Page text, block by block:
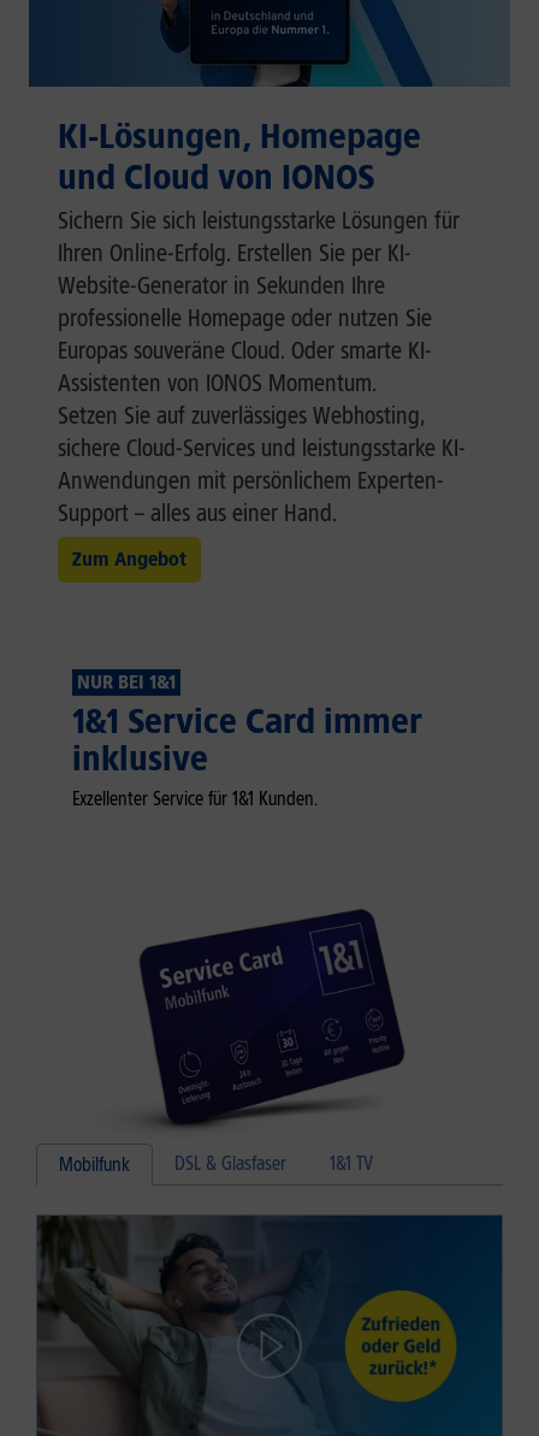
KI-Lösungen, Homepage
und Cloud von IONOS
Sichern Sie sich leistungsstarke Lösungen für
Ihren Online-Erfolg. Erstellen Sie per KI-
Website-Generator in Sekunden Ihre
professionelle Homepage oder nutzen Sie
Europas souveräne Cloud. Oder smarte KI-
Assistenten von IONOS Momentum.
Setzen Sie auf zuverlässiges Webhosting,
sichere Cloud-Services und leistungsstarke KI-
Anwendungen mit persönlichem Experten-
Support – alles aus einer Hand.
Zum Angebot
NUR BEI 1&1
1&1 Service Card immer
inklusive
Exzellenter Service für 1&1 Kunden.
Mobilfunk DSL & Glasfaser 1&1 TV